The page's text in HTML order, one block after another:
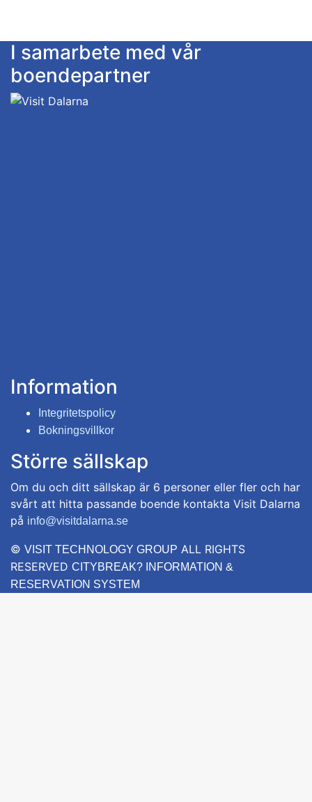
I samarbete med vår
boendepartner
Information
Integritetspolicy
Bokningsvillkor
Större sällskap
Om du och ditt sällskap är 6 personer eller fler och har
svårt att hitta passande boende kontakta Visit Dalarna
på info@visitdalarna.se
© VISIT TECHNOLOGY GROUP ALL RIGHTS
RESERVED CITYBREAK? INFORMATION &
RESERVATION SYSTEM